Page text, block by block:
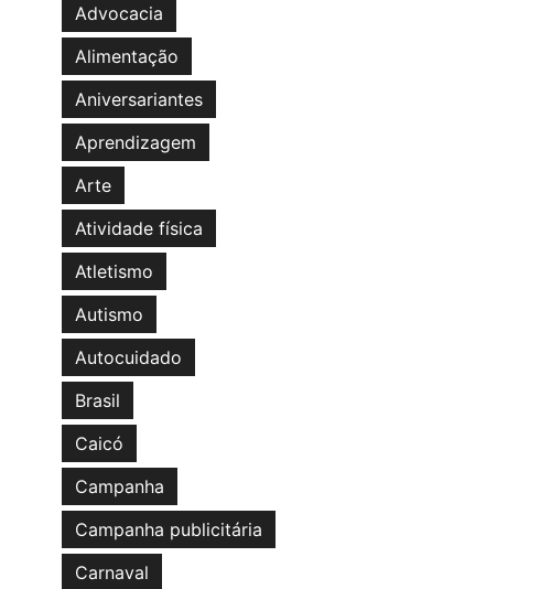
Advocacia
Alimentação
Aniversariantes
Aprendizagem
Arte
Atividade física
Atletismo
Autismo
Autocuidado
Brasil
Caicó
Campanha
Campanha publicitária
Carnaval